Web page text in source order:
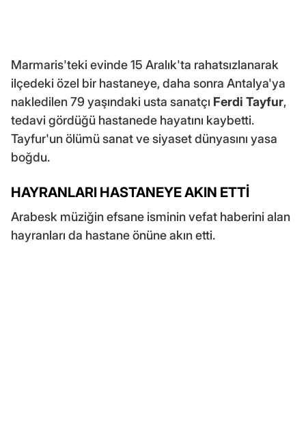
Marmaris'teki evinde 15 Aralık'ta rahatsızlanarak
ilçedeki özel bir hastaneye, daha sonra Antalya'ya
nakledilen 79 yaşındaki usta sanatçı Ferdi Tayfur,
tedavi gördüğü hastanede hayatını kaybetti.
Tayfur'un ölümü sanat ve siyaset dünyasını yasa
boğdu.
HAYRANLARI HASTANEYE AKIN ETTİ
Arabesk müziğin efsane isminin vefat haberini alan
hayranları da hastane önüne akın etti.